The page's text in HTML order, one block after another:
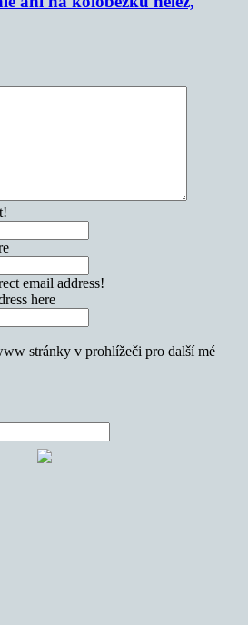
email address!
here
stránky v prohlížeči pro další mé